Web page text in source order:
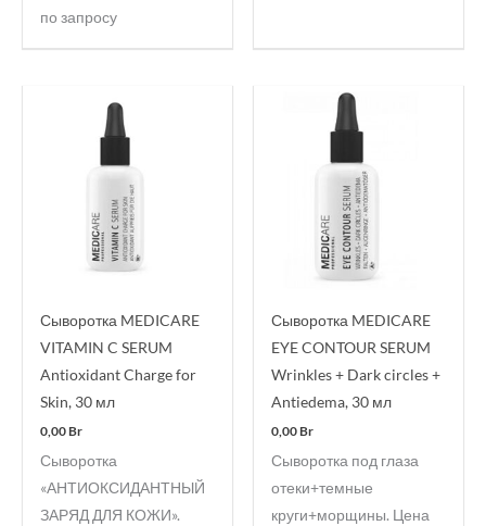
по запросу
Сыворотка MEDICARE
VITAMIN C SERUM
Antioxidant Charge for
Skin, 30 мл
0,00Br
Сыворотка
«АНТИОКСИДАНТНЫЙ
ЗАРЯД ДЛЯ КОЖИ».
Сыворотка MEDICARE
EYE CONTOUR SERUM
Wrinkles + Dark circles +
Antiedema, 30 мл
0,00Br
Сыворотка под глаза
отеки+темные
круги+морщины. Цена